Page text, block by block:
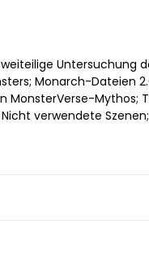
Untersuchung
Monarch-Dateien
MonsterVerse-Mythos;
verwendete